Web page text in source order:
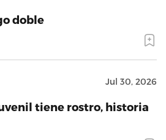
doble
Jul 30, 2026
tiene rostro, historia